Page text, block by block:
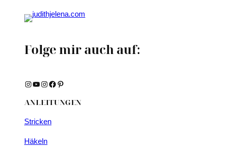
Folge mir auch auf:
Instagram YouTube Instagram Facebook Pinterest
ANLEITUNGEN
Stricken
Häkeln